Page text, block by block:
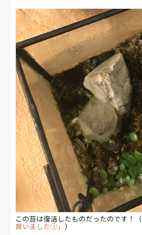
この苔は復活したものだったのです！
買いました①」 ）